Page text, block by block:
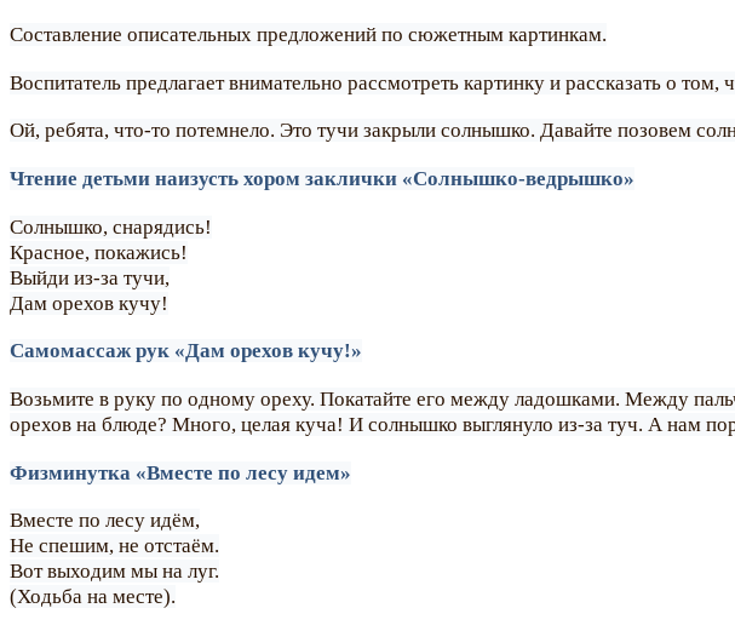
Составление описательных предложений по сюжетным картинкам.
Воспитатель предлагает внимательно рассмотреть картинку и рассказать о
Ой, ребята, что-то потемнело. Это тучи закрыли солнышко. Давайте позовем
Чтение детьми наизусть хором заклички «Солнышко-ведрышко»
Солнышко, снарядись!
Красное, покажись!
Выйди из-за тучи,
Дам орехов кучу!
Самомассаж рук «Дам орехов кучу!»
Возьмите в руку по одному ореху. Покатайте его между ладошками. Между
орехов на блюде? Много, целая куча! И солнышко выглянуло из-за туч. А нам
Физминутка «Вместе по лесу идем»
Вместе по лесу идём,
Не спешим, не отстаём.
Вот выходим мы на луг.
(Ходьба на месте).